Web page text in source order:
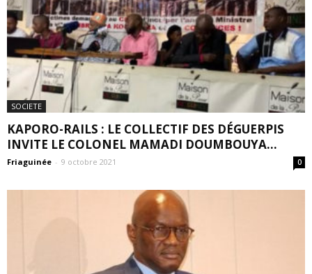
SOCIETE
KAPORO-RAILS : LE COLLECTIF DES DÉGUERPIS
INVITE LE COLONEL MAMADI DOUMBOUYA...
Friaguinée - 9 octobre 2021 0